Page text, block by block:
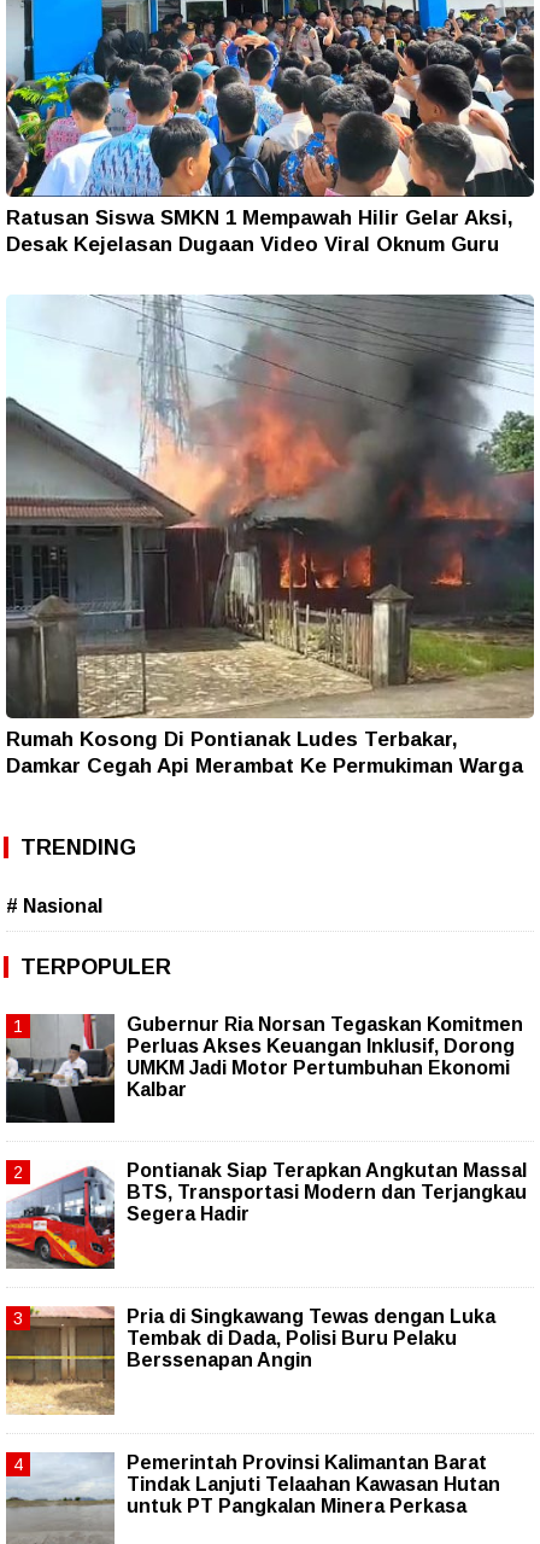
Ratusan Siswa SMKN 1 Mempawah Hilir Gelar Aksi,
Desak Kejelasan Dugaan Video Viral Oknum Guru
Rumah Kosong Di Pontianak Ludes Terbakar,
Damkar Cegah Api Merambat Ke Permukiman Warga
TRENDING
# Nasional
TERPOPULER
Gubernur Ria Norsan Tegaskan Komitmen
Perluas Akses Keuangan Inklusif, Dorong
UMKM Jadi Motor Pertumbuhan Ekonomi
Kalbar
Pontianak Siap Terapkan Angkutan Massal
BTS, Transportasi Modern dan Terjangkau
Segera Hadir
Pria di Singkawang Tewas dengan Luka
Tembak di Dada, Polisi Buru Pelaku
Berssenapan Angin
Pemerintah Provinsi Kalimantan Barat
Tindak Lanjuti Telaahan Kawasan Hutan
untuk PT Pangkalan Minera Perkasa